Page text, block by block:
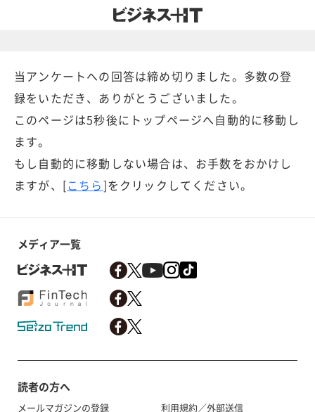
当アンケートへの回答は締め切りました。多数の登
録をいただき、ありがとうございました。
このページは5秒後にトップページへ自動的に移動し
ます。
もし自動的に移動しない場合は、お手数をおかけし
ますが、[こちら]をクリックしてください。
メディア一覧
読者の方へ
メールマガジンの登録
利用規約／外部送信